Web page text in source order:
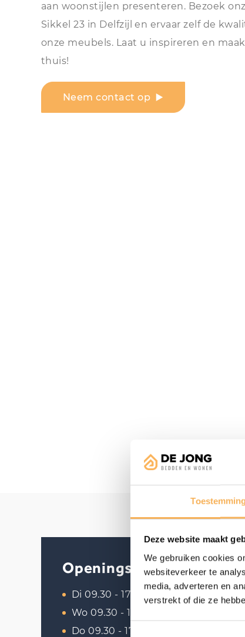
Toestemming
Deze website maakt
We gebruiken cookies
websiteverkeer te
media, adverteren en
verstrekt of die ze
aan woonstijlen presenteren. Bezoek
Sikkel 23 in Delfzijl en ervaar zelf de
onze meubels. Laat u inspireren en
thuis!
Neem contact op
Openingstijden
Di 09.30 - 17.30
Wo 09.30 - 17.30
Do 09.30 - 17.30